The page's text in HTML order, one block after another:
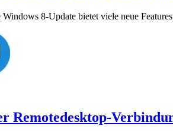
8-Update bietet viele neue
Remotedesktop-